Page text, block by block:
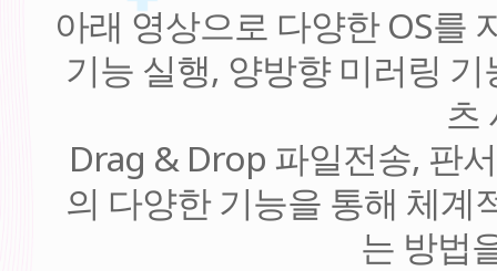
아래 영상으로 다양한 OS를
기능 실행, 양방향 미러링
츠
Drag & Drop 파일전송, 판
의 다양한 기능을 통해 체계
는 방법